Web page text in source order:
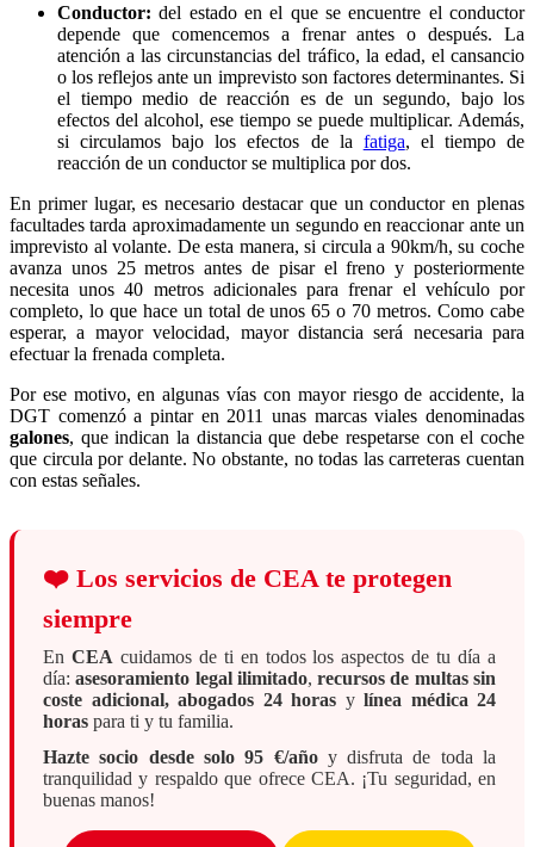
Conductor: del estado en el que se encuentre el conductor
depende que comencemos a frenar antes o después. La
atención a las circunstancias del tráfico, la edad, el cansancio
o los reflejos ante un imprevisto son factores determinantes. Si
el tiempo medio de reacción es de un segundo, bajo los
efectos del alcohol, ese tiempo se puede multiplicar. Además,
si circulamos bajo los efectos de la fatiga, el tiempo de
reacción de un conductor se multiplica por dos.
En primer lugar, es necesario destacar que un conductor en plenas
facultades tarda aproximadamente un segundo en reaccionar ante un
imprevisto al volante. De esta manera, si circula a 90km/h, su coche
avanza unos 25 metros antes de pisar el freno y posteriormente
necesita unos 40 metros adicionales para frenar el vehículo por
completo, lo que hace un total de unos 65 o 70 metros. Como cabe
esperar, a mayor velocidad, mayor distancia será necesaria para
efectuar la frenada completa.
Por ese motivo, en algunas vías con mayor riesgo de accidente, la
DGT comenzó a pintar en 2011 unas marcas viales denominadas
galones, que indican la distancia que debe respetarse con el coche
que circula por delante. No obstante, no todas las carreteras cuentan
con estas señales.
❤️ Los servicios de CEA te protegen
siempre
En CEA cuidamos de ti en todos los aspectos de tu día a
día:asesoramiento legal ilimitado,recursos de multas sin
coste adicional, abogados 24 horas y línea médica 24
horas para ti y tu familia.
Hazte socio desde solo 95 €/añoy disfruta de toda la
tranquilidad y respaldo que ofrece CEA. ¡Tu seguridad, en
buenas manos!